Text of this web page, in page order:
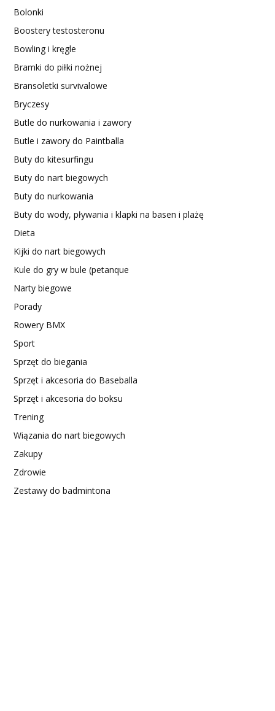
Bolonki
Boostery testosteronu
Bowling i kręgle
Bramki do piłki nożnej
Bransoletki survivalowe
Bryczesy
Butle do nurkowania i zawory
Butle i zawory do Paintballa
Buty do kitesurfingu
Buty do nart biegowych
Buty do nurkowania
Buty do wody, pływania i klapki na basen i plażę
Dieta
Kijki do nart biegowych
Kule do gry w bule (petanque
Narty biegowe
Porady
Rowery BMX
Sport
Sprzęt do biegania
Sprzęt i akcesoria do Baseballa
Sprzęt i akcesoria do boksu
Trening
Wiązania do nart biegowych
Zakupy
Zdrowie
Zestawy do badmintona